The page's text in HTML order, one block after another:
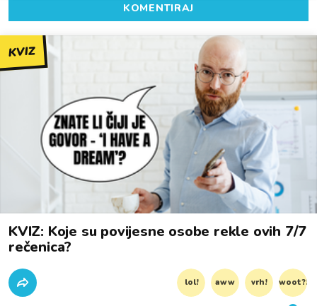
KOMENTIRAJ
KVIZ
KVIZ: Koje su povijesne osobe rekle ovih 7/7
rečenica?
lol! aww vrh! woot?!